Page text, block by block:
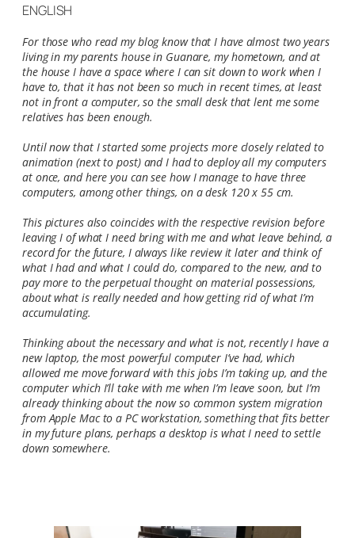
ENGLISH
For those who read my blog know that I have almost two years
living in my parents house in Guanare, my hometown, and at
the house I have a space where I can sit down to work when I
have to, that it has not been so much in recent times, at least
not in front a computer, so the small desk that lent me some
relatives has been enough.
Until now that I started some projects more closely related to
animation (next to post) and I had to deploy all my computers
at once, and here you can see how I manage to have three
computers, among other things, on a desk 120 x 55 cm.
This pictures also coincides with the respective revision before
leaving I of what I need bring with me and what leave behind, a
record for the future, I always like review it later and think of
what I had and what I could do, compared to the new, and to
pay more to the perpetual thought on material possessions,
about what is really needed and how getting rid of what I’m
accumulating.
Thinking about the necessary and what is not, recently I have a
new laptop, the most powerful computer I’ve had, which
allowed me move forward with this jobs I’m taking up, and the
computer which I’ll take with me when I’m leave soon, but I’m
already thinking about the now so common system migration
from Apple Mac to a PC workstation, something that fits better
in my future plans, perhaps a desktop is what I need to settle
down somewhere.